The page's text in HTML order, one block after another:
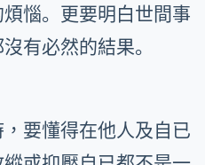
惱。更要明白世間事
有必然的結果。
要懂得在他人及自已